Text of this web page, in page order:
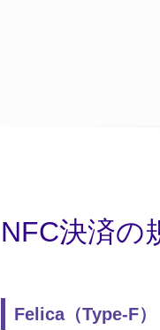
NFC決済の
Felica（Type-F）